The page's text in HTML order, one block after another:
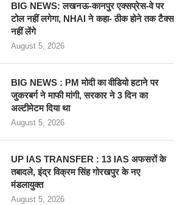
BIG NEWS: लखनऊ-कानपुर एक्सप्रेस-वे पर
टोल नहीं लगेगा, NHAI ने कहा- ठीक होने तक टैक्स
नहीं लेंगे
August 5, 2026
BIG NEWS : PM मोदी का वीडियो हटाने पर
जुकरबर्ग ने माफी मांगी, सरकार ने 3 दिन का
अल्टीमेटम दिया था
August 5, 2026
UP IAS TRANSFER : 13 IAS अफसरों के
तबादले, इंद्र विक्रम सिंह गोरखपुर के नए
मंडलायुक्त
August 5, 2026